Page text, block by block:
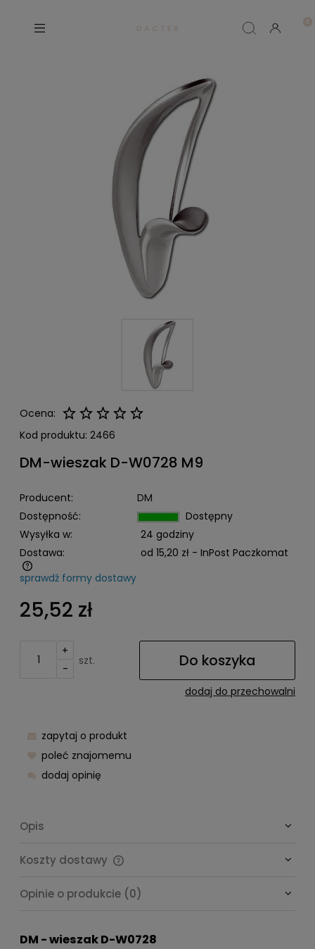
D A C T E R
Ocena:
Kod produktu: 2466
DM-wieszak D-W0728 M9
Producent:
DM
Dostępność:
Dostępny
Wysyłka w:
24 godziny
Dostawa:
od 15,20 zł - InPost Paczkomat
Cena nie zawiera ewentualnych kosztów płatności
sprawdź formy dostawy
25,52 zł
+
-
szt. Do koszyka
dodaj do przechowalni
zapytaj o produkt
poleć znajomemu
dodaj opinię
Opis
Koszty dostawy
Opinie o produkcie (0)
DM - wieszak D-W0728